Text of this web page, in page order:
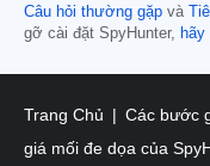
Câu hỏi thường gặp và
gỡ cài đặt SpyHunter,
Trang Chủ Các bước
giá mối đe dọa của